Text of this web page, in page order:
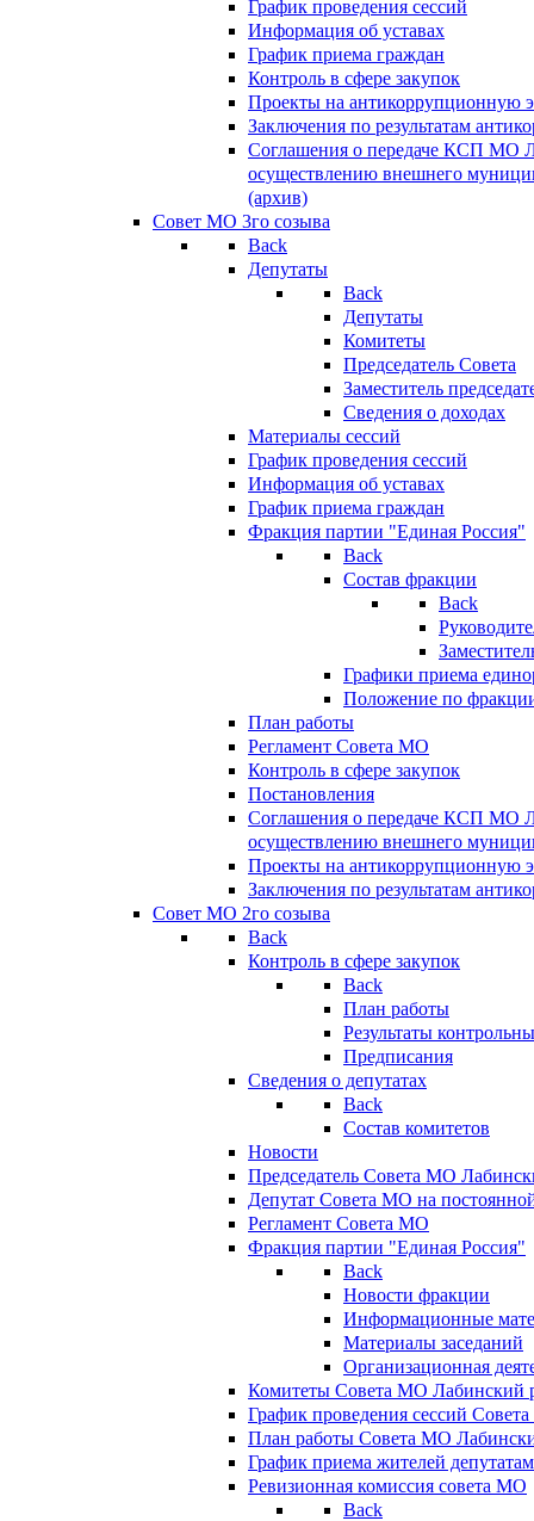
График проведения сессий
Информация об уставах
График приема граждан
Контроль в сфере закупок
Проекты на антикоррупционную
Заключения по результатам
Соглашения о передаче КСП МО
осуществлению внешнего
(архив)
Совет МО 3го созыва
Back
Депутаты
Back
Депутаты
Комитеты
Председатель Совета
Заместитель
Сведения о доходах
Материалы сессий
График проведения сессий
Информация об уставах
График приема граждан
Фракция партии "Единая Россия"
Back
Состав фракции
Back
Графики приема
Положение по
План работы
Регламент Совета МО
Контроль в сфере закупок
Постановления
Соглашения о передаче КСП МО
осуществлению внешнего
Проекты на антикоррупционную
Заключения по результатам
Совет МО 2го созыва
Back
Контроль в сфере закупок
Back
План работы
Результаты
Предписания
Сведения о депутатах
Back
Состав комитетов
Новости
Председатель Совета МО
Депутат Совета МО на
Регламент Совета МО
Фракция партии "Единая Россия"
Back
Новости фракции
Информационные
Материалы заседаний
Организационная
Комитеты Совета МО Лабинский
График проведения сессий
План работы Совета МО
График приема жителей
Ревизионная комиссия совета МО
Back